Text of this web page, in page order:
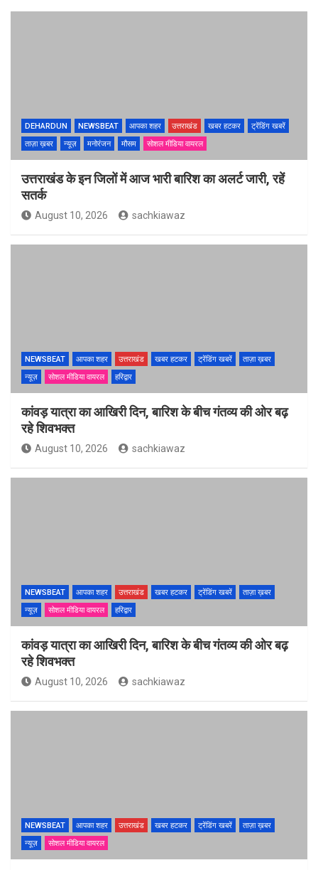
DEHARDUN NEWSBEAT आपका शहर उत्तराखंड खबर हटकर
ट्रेंडिंग खबरें
ताज़ा ख़बर
न्यूज़ मनोरंजन मौसम सोशल मीडिया वायरल
उत्तराखंड के इन जिलों में आज भारी बारिश का अलर्ट जारी, रहें
सतर्क
August 10, 2026 sachkiawaz
NEWSBEAT आपका शहर उत्तराखंड खबर हटकर ट्रेंडिंग खबरें
ताज़ा ख़बर
न्यूज़
सोशल मीडिया वायरल हरिद्वार
कांवड़ यात्रा का आखिरी दिन, बारिश के बीच गंतव्य की ओर बढ़
रहे शिवभक्त
August 10, 2026 sachkiawaz
NEWSBEAT आपका शहर उत्तराखंड खबर हटकर ट्रेंडिंग खबरें
ताज़ा ख़बर
न्यूज़
सोशल मीडिया वायरल हरिद्वार
कांवड़ यात्रा का आखिरी दिन, बारिश के बीच गंतव्य की ओर बढ़
रहे शिवभक्त
August 10, 2026 sachkiawaz
NEWSBEAT आपका शहर उत्तराखंड खबर हटकर ट्रेंडिंग खबरें
ताज़ा ख़बर
न्यूज़
सोशल मीडिया वायरल